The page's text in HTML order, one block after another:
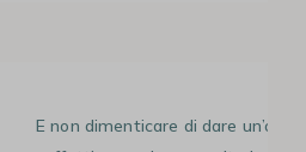
E non dimenticare di dare